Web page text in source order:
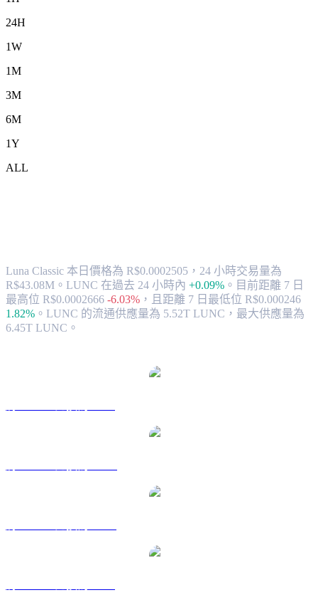
24H
1W
1M
3M
6M
1Y
ALL
Luna Classic 本日價格為 R$0.0002505，24 小時交易量為
R$43.08M。LUNC 在過去 24 小時內 +0.09% 。 目前距離 7 日
最高位 R$0.0002666 -6.03% ， 且距離 7 日最低位 R$0.000246
1.82% 。 LUNC 的流通供應量為 5.52T LUNC，最大供應量為
6.45T LUNC。